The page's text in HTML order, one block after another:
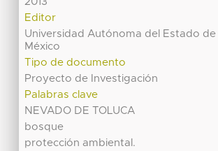
Editor
Universidad Autónoma del Estado de
México
Tipo de documento
Proyecto de Investigación
Palabras clave
NEVADO DE TOLUCA
bosque
protección ambiental.